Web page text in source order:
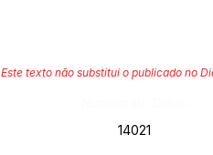
Este texto não substitui o publicado no
14021